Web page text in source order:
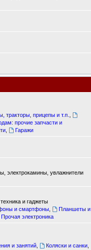
тракторы, прицепы и т.п.
прочие запчасти и
Гаражи
электрокамины, увлажнители
и гаджеты
и смартфоны
Планшеты и
Прочая электроника
и занятий, Коляски и санки,